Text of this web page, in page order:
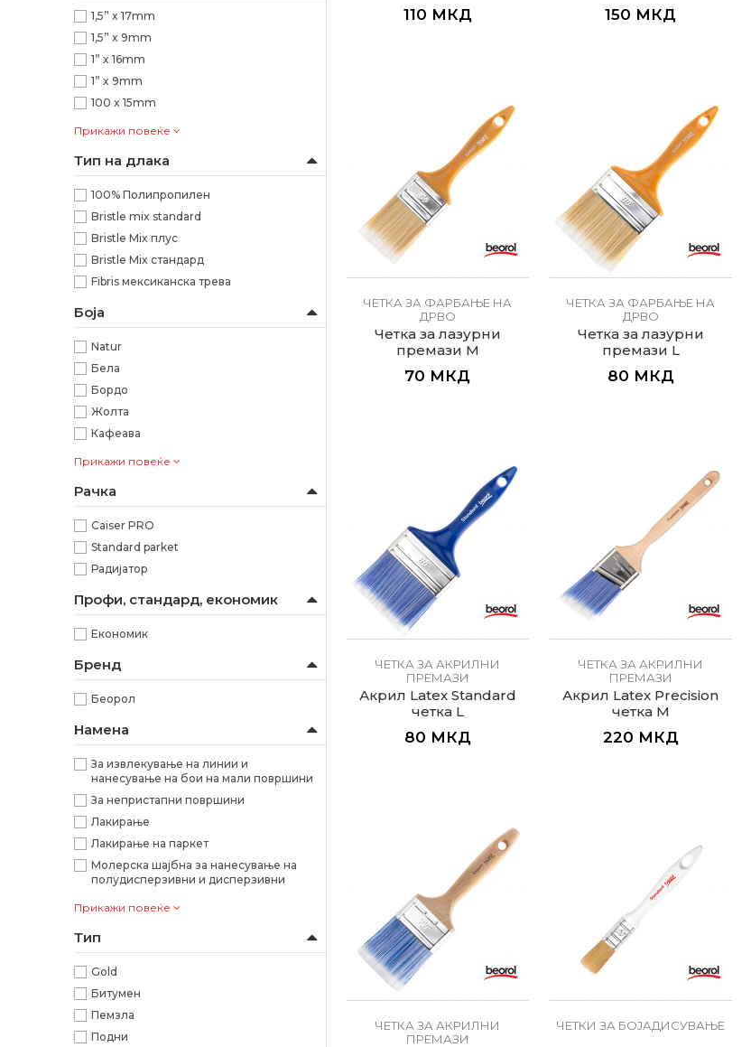
1,5” x 17mm
1,5” x 9mm
1” x 16mm
1” x 9mm
100 x 15mm
Прикажи повеќе
Тип на длака
100% Полипропилен
Bristle mix standard
Bristle Mix плус
Bristle Mix стандард
Fibris мексиканска трева
Боја
Natur
Бела
Бордо
Жолта
Кафеава
Прикажи повеќе
Рачка
Caiser PRO
Standard parket
Радијатор
Профи, стандард, економик
Економик
Бренд
Беорол
Намена
За извлекување на линии и
нанесување на бои на мали површини
За непристапни површини
Лакирање
Лакирање на паркет
Молерска шајбна за нанесување на
полудисперзивни и дисперзивни
Прикажи повеќе
Тип
Gold
Битумен
Пемзла
Подни
110 МКД 150 МКД
ЧЕТКА ЗА ФАРБАЊЕ НА
ДРВО
Четка за лазурни
премази M
70 МКД
ЧЕТКА ЗА ФАРБАЊЕ НА
ДРВО
Четка за лазурни
премази L
80 МКД
ЧЕТКА ЗА АКРИЛНИ
ПРЕМАЗИ
Акрил Latex Standard
четка L
80 МКД
ЧЕТКА ЗА АКРИЛНИ
ПРЕМАЗИ
Акрил Latex Precision
четка M
220 МКД
ЧЕТКА ЗА АКРИЛНИ
ПРЕМАЗИ
ЧЕТКИ ЗА БОЈАДИСУВАЊЕ